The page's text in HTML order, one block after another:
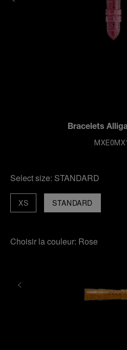
Bracelets
Select size: STANDARD
STANDARD
XS
Choisir la couleur: Rose